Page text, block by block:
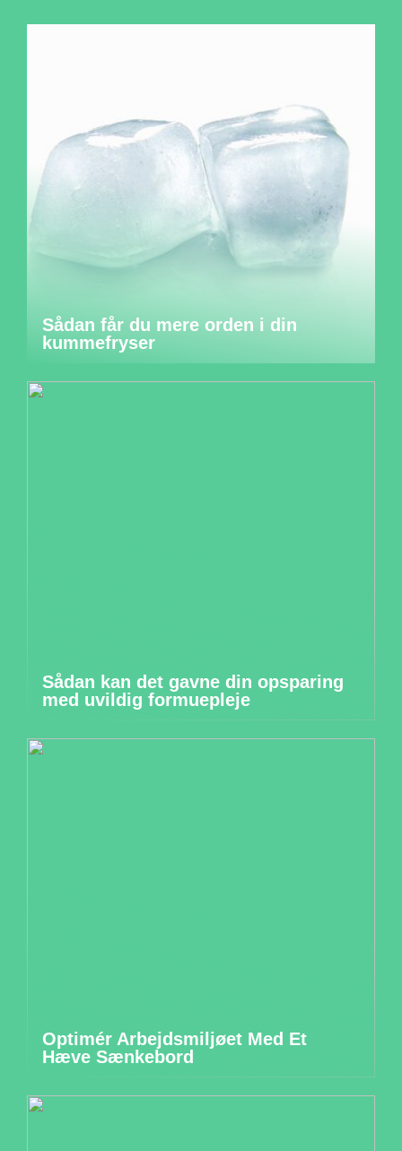
Sådan får du mere orden i din
kummefryser
Sådan kan det gavne din opsparing
med uvildig formuepleje
Optimér Arbejdsmiljøet Med Et
Hæve Sænkebord